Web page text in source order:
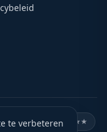
⭐Google ★★★★★
te verbeteren